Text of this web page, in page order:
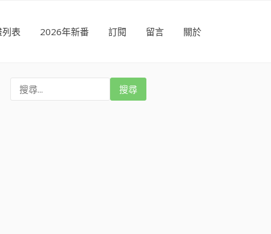
表 2026年新番 訂閱 留言 關於